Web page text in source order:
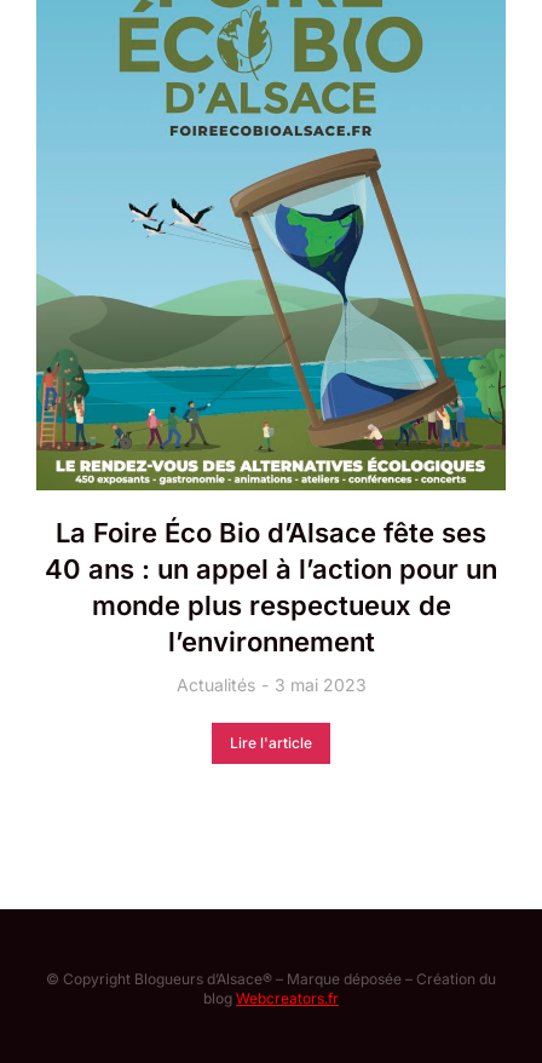
La Foire Éco Bio d’Alsace fête ses
40 ans : un appel à l’action pour un
monde plus respectueux de
l’environnement
Actualités 3 mai 2023
Lire l'article
© Copyright Blogueurs d’Alsace® – Marque déposée – Création du
blog Webcreators.fr